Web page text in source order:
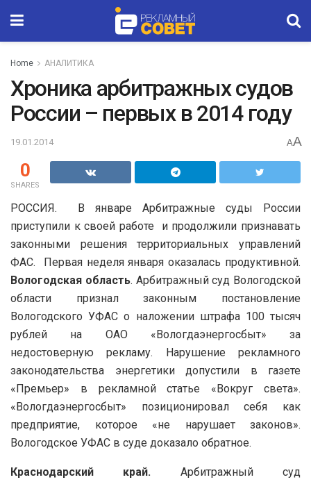
Home АНАЛИТИКА
Хроника арбитражных судов
России – первых в 2014 году
19.01.2014 AA
0
SHARES
РОССИЯ. В январе Арбитражные суды России
приступили к своей работе и продолжили признавать
законными решения территориальных управлений
ФАС. Первая неделя января оказалась продуктивной.
Вологодская область. Арбитражный суд Вологодской
области признал законным постановление
Вологодского УФАС о наложении штрафа 100 тысяч
рублей на ОАО «Вологдаэнергосбыт» за
недостоверную рекламу. Нарушение рекламного
законодательства энергетики допустили в газете
«Премьер» в рекламной статье «Вокруг света».
«Вологдаэнергосбыт» позиционировал себя как
предприятие, которое «не нарушает законов».
Вологодское УФАС в суде доказало обратное.
Краснодарский край. Арбитражный суд